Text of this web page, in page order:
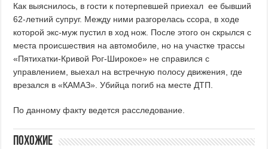
Как выяснилось, в гости к потерпевшей приехал ее бывший
62-летний супруг. Между ними разгорелась ссора, в ходе
которой экс-муж пустил в ход нож. После этого он скрылся с
места происшествия на автомобиле, но на участке трассы
«Пятихатки-Кривой Рог-Широкое» не справился с
управлением, выехал на встречную полосу движения, где
врезался в «КАМАЗ». Убийца погиб на месте ДТП.
По данному факту ведется расследование.
Похожие